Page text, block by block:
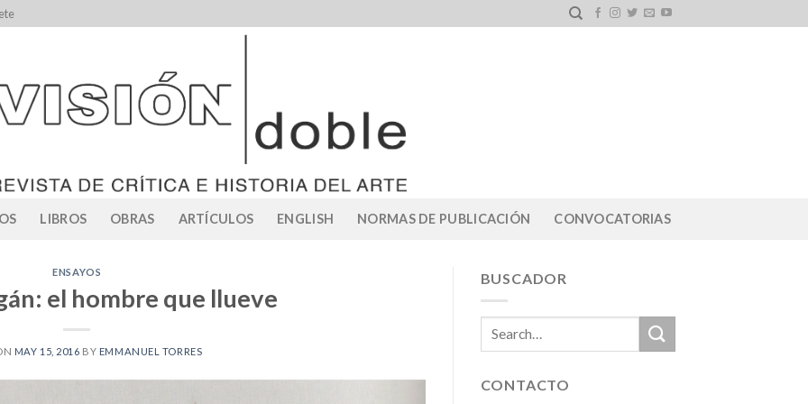
LIBROS OBRAS ARTÍCULOS ENGLISH NORMAS DE PUBLICACIÓN CONVOCATORIAS
ENSAYOS
el hombre que llueve
MAY 15, 2016 BY EMMANUEL TORRES
BUSCADOR
CONTACTO